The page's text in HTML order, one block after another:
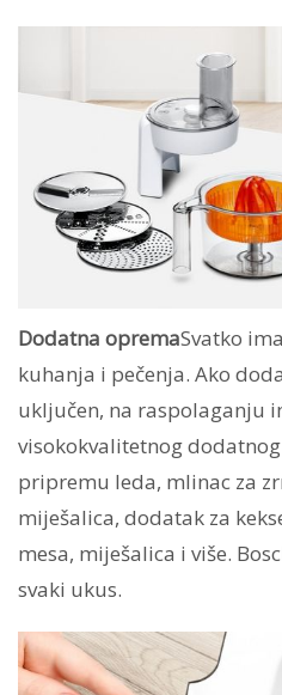
Dodatna opremaSvatko
kuhanja i pečenja. Ako
uključen, na raspolaganju
visokokvalitetnog
pripremu leda, mlinac za
miješalica, dodatak za
mesa, miješalica i više.
svaki ukus.